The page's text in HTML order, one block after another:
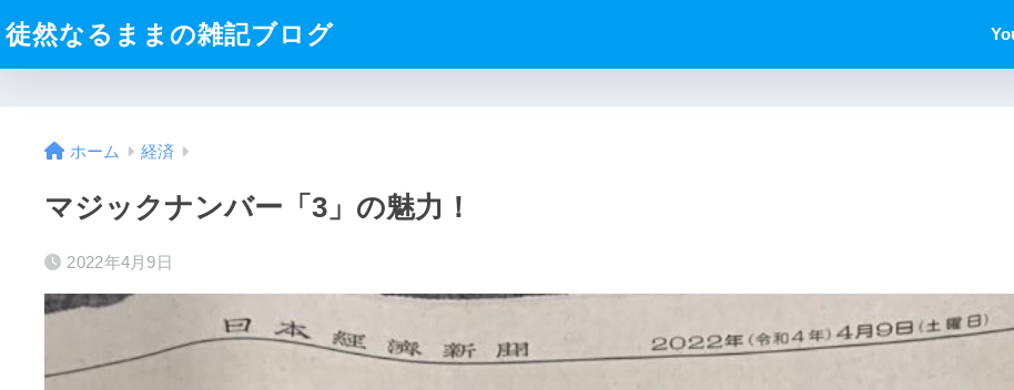
徒然なるままの雑記ブログ
ホーム 経済
マジックナンバー「3」の魅力！
2022年4月9日